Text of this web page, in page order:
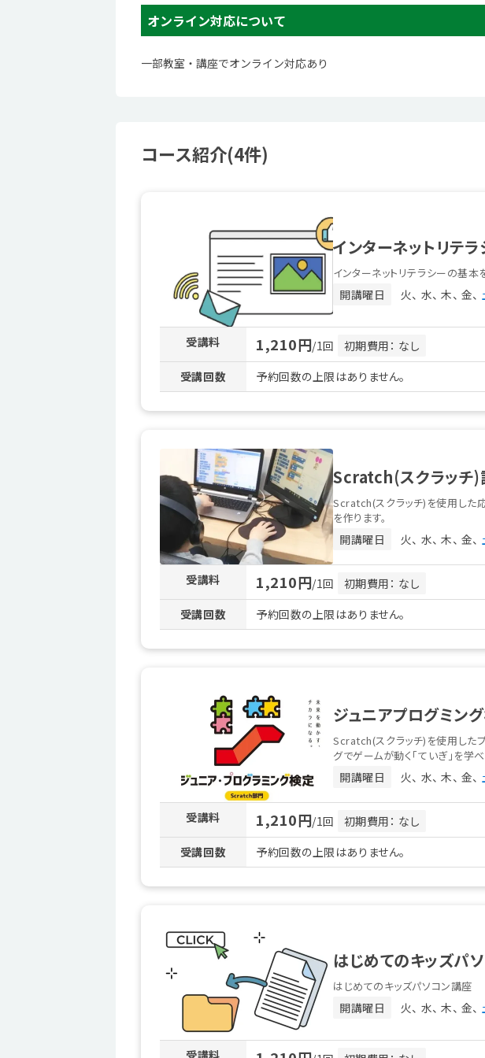
オンライン対応について
一部教室・講座でオンライン対応あり
コース紹介(4件)
インターネットリテ
インターネットリテラシーの基本
開講曜日 火 水 木 金
受講料 1,210円/1回
初期費用： なし
受講回数
予約回数の上限はありません。
Scratch(スクラッチ)
Scratch(スクラッチ)を使用した
を作ります。
開講曜日 火 水 木 金
受講料 1,210円/1回
初期費用： なし
受講回数
予約回数の上限はありません。
ジュニアプログミン
Scratch(スクラッチ)を使用した
グでゲームが動く「ていぎ」を学
開講曜日 火 水 木 金
受講料 1,210円/1回
初期費用： なし
受講回数
予約回数の上限はありません。
はじめてのキッズパ
はじめてのキッズパソコン講座
開講曜日 火 水 木 金
受講料